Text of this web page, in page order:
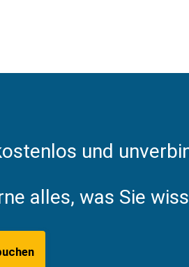
und
alles, was Sie